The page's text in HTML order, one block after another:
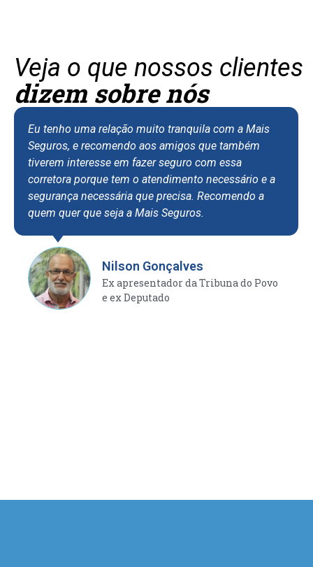
Veja o que nossos clientes
dizem sobre nós
Eu tenho uma relação muito tranquila com a Mais
Seguros, e recomendo aos amigos que também
tiverem interesse em fazer seguro com essa
corretora porque tem o atendimento necessário e a
segurança necessária que precisa. Recomendo a
quem quer que seja a Mais Seguros.
Nilson Gonçalves
Ex apresentador da Tribuna do Povo
e ex Deputado